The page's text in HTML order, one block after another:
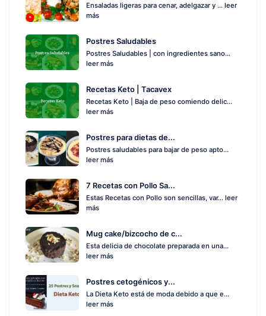
Ensaladas ligeras para cenar, adelgazar y ... leer
más
Postres Saludables
Postres Saludables | con ingredientes sano...
leer más
Recetas Keto | Tacavex
Recetas Keto | Baja de peso comiendo delic...
leer más
Postres para dietas de...
Postres saludables para bajar de peso apto...
leer más
7 Recetas con Pollo Sa...
Estas Recetas con Pollo son sencillas, var... leer
más
Mug cake/bizcocho de c...
Esta delicia de chocolate preparada en una...
leer más
Postres cetogénicos y...
La Dieta Keto está de moda debido a que e...
leer más